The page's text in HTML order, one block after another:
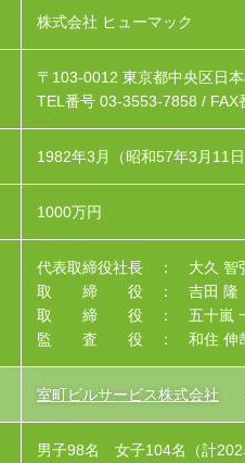
株式会社 ヒューマック
〒103-0012 東京都中央区日
TEL番号 03-3553-7858 / FAX
1982年3月（昭和57年3月11日
1000万円
代表取締役社長 ： 大久 智
取 締 役 ： 吉田 隆
取 締 役 ： 五十嵐
監 査 役 ： 和住 伸
室町ビルサービス株式会社
男子98名 女子104名（計202